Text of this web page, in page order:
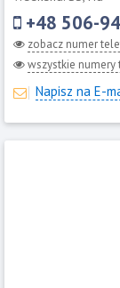
+48 506-
zobacz numer
wszystkie
Napisz na E-